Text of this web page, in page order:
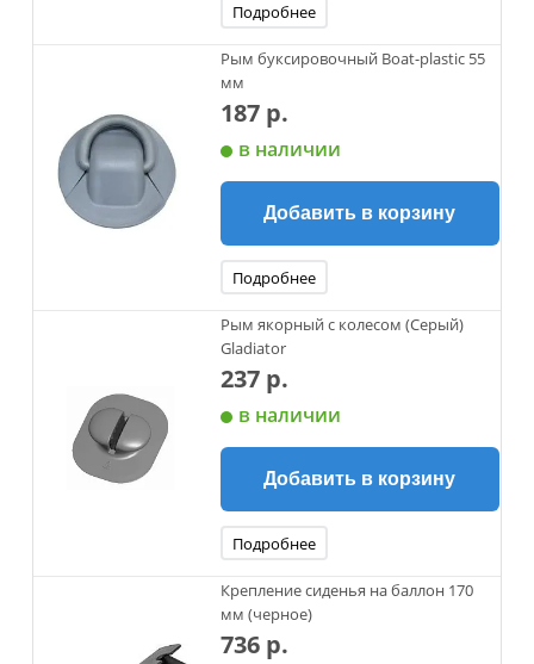
Подробнее
Рым буксировочный Boat-plastic 55
мм
187 р.
в наличии
Добавить в корзину
Подробнее
Рым якорный с колесом (Серый)
Gladiator
237 р.
в наличии
Добавить в корзину
Подробнее
Крепление сиденья на баллон 170
мм (черное)
736 р.